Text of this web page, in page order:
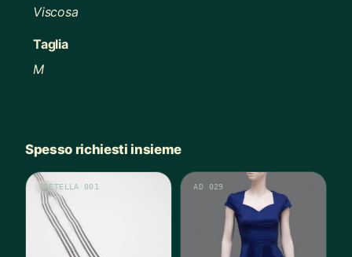
Viscosa
Taglia
M
Spesso richiesti insieme
BRETELLA 001 AD 029